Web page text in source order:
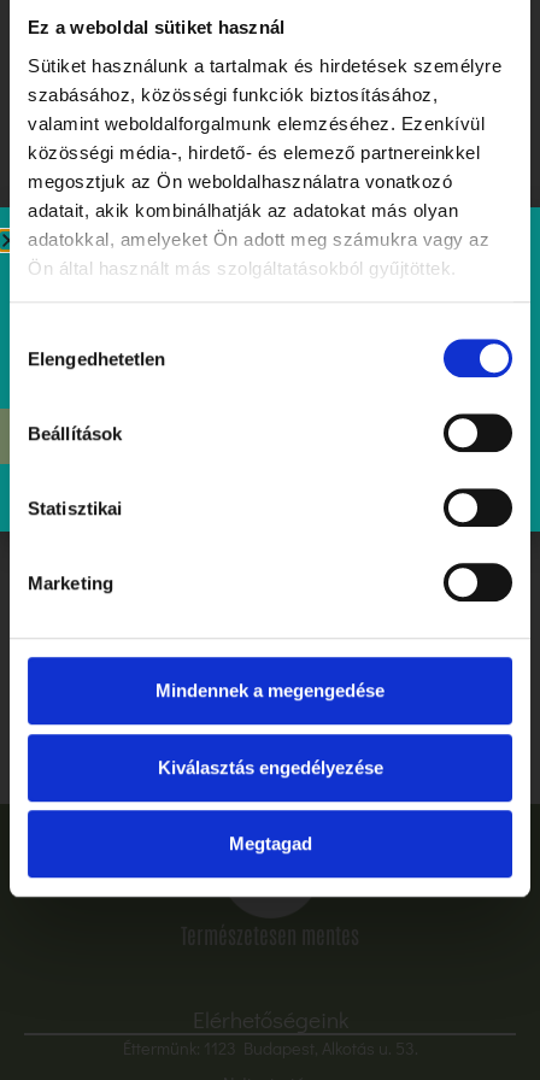
Ez a weboldal sütiket használ
Sütiket használunk a tartalmak és hirdetések személyre
szabásához, közösségi funkciók biztosításához,
valamint weboldalforgalmunk elemzéséhez. Ezenkívül
közösségi média-, hirdető- és elemező partnereinkkel
megosztjuk az Ön weboldalhasználatra vonatkozó
adatait, akik kombinálhatják az adatokat más olyan
adatokkal, amelyeket Ön adott meg számukra vagy az
Ön által használt más szolgáltatásokból gyűjtöttek.
kiválasztása
Elengedhetetlen
Beállítások
Statisztikai
Marketing
Mindennek a megengedése
Kiválasztás engedélyezése
Megtagad
Ízek, amiket érdemes megjegyezni – Tibidabo Kóstolóhét a
nyár tiszteletére
Ballagás, ahogyan megérdemled: ünnepelj stílusosan és
gluténmentesen a Tibidabóban
Elolvasom
Természetesen mentes
Elérhetőségeink
Éttermünk: 1123 Budapest, Alkotás u. 53.
ÉRDEKEL